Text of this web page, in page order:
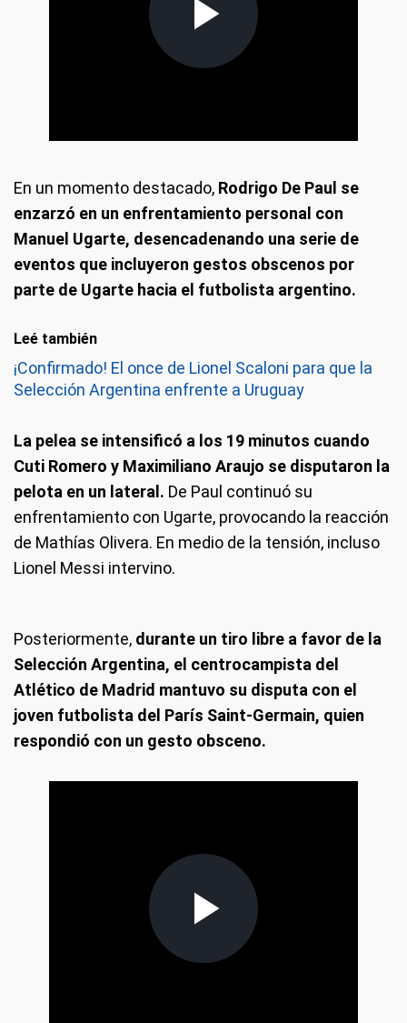
En un momento destacado, Rodrigo De Paul se
enzarzó en un enfrentamiento personal con
Manuel Ugarte, desencadenando una serie de
eventos que incluyeron gestos obscenos por
parte de Ugarte hacia el futbolista argentino.
Leé también
¡Confirmado! El once de Lionel Scaloni para que la
Selección Argentina enfrente a Uruguay
La pelea se intensificó a los 19 minutos cuando
Cuti Romero y Maximiliano Araujo se disputaron la
pelota en un lateral. De Paul continuó su
enfrentamiento con Ugarte, provocando la reacción
de Mathías Olivera. En medio de la tensión, incluso
Lionel Messi intervino.
Posteriormente, durante un tiro libre a favor de la
Selección Argentina, el centrocampista del
Atlético de Madrid mantuvo su disputa con el
joven futbolista del París Saint-Germain, quien
respondió con un gesto obsceno.